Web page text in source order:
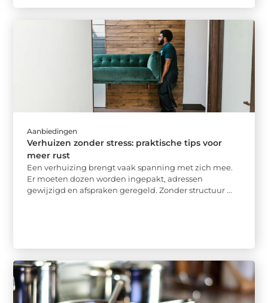
Aanbiedingen
Verhuizen zonder stress: praktische tips voor
meer rust
Een verhuizing brengt vaak spanning met zich mee.
Er moeten dozen worden ingepakt, adressen
gewijzigd en afspraken geregeld. Zonder structuur ...